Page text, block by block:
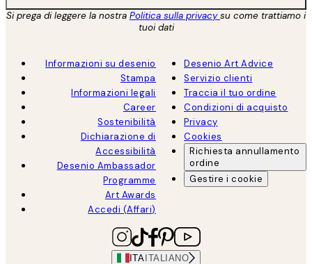
Si prega di leggere la nostra Politica sulla privacysu come trattiamo i
tuoi dati
Informazioni su desenio
Stampa
Informazioni legali
Career
Sostenibilità
Dichiarazione di
Accessibilità
Desenio Ambassador
Programme
Art Awards
Accedi (Affari)
Desenio Art Advice
Servizio clienti
Traccia il tuo ordine
Condizioni di acquisto
Privacy
Cookies
Richiesta annullamento
ordine
Gestire i cookie
ITA ITALIANO